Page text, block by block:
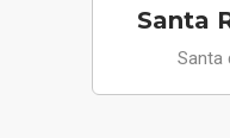
Santa
Santa